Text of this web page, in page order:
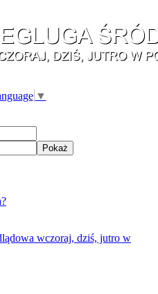
▼
Pokaż
wczoraj, dziś, jutro w